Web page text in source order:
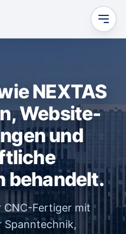
NEXTAS
Website-
und
behandelt.
CNC-Fertiger mit
Spanntechnik,